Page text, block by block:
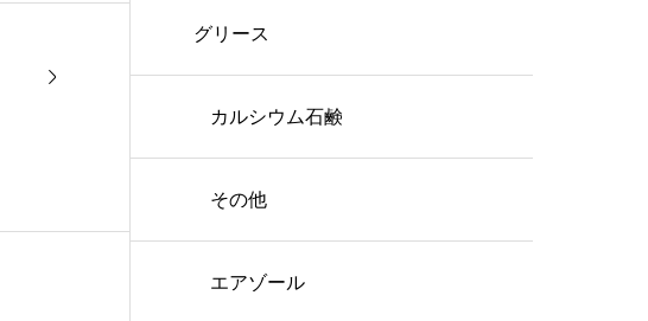
グリース
カルシウム石鹸
その他
エアゾール